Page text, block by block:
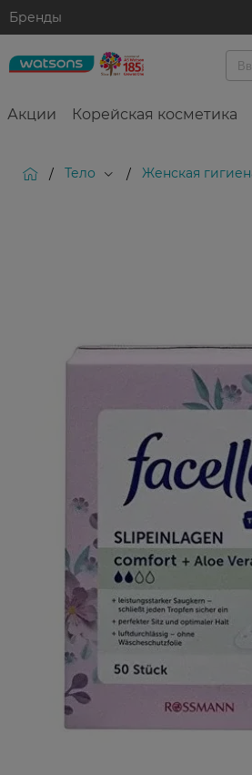
Бренды
Акции Корейская косметика
/ Тело / Женская